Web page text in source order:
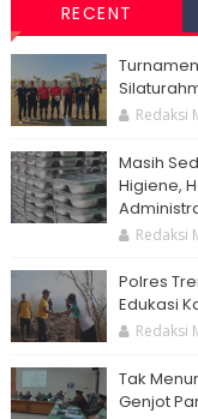
RECENT
Redaksi
Masih
Higiene,
Redaksi
Polres
Edukasi
Redaksi
Tak
Genjot